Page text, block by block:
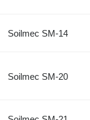
Soilmec SM-14
Soilmec SM-20